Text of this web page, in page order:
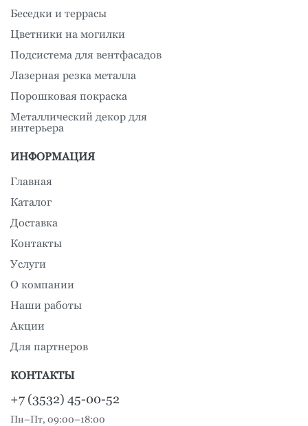
Беседки и террасы
Цветники на могилки
Подсистема для вентфасадов
Лазерная резка металла
Порошковая покраска
Металлический декор для
интерьера
ИНФОРМАЦИЯ
Главная
Каталог
Доставка
Контакты
Услуги
О компании
Наши работы
Акции
Для партнеров
КОНТАКТЫ
+7 (3532) 45-00-52
Пн–Пт, 09:00–18:00